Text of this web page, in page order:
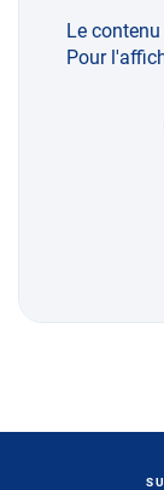
Le
Pour